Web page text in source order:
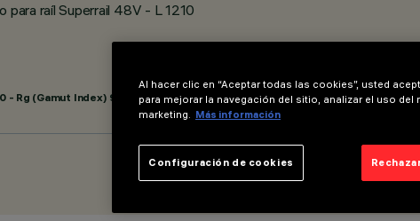
para raíl Superrail 48V - L 1210
Rg (Gamut Index) 96
Al hacer clic en “Aceptar todas las cookies”, usted
para mejorar la navegación del sitio, analizar el uso
marketing. Más información
Configuración de cookies